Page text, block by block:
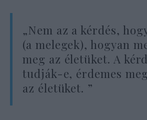
„Nem az a kérdés,
(a melegek), hogyan
meg az életüket. A
tudják-e, érdemes
az életüket. ”